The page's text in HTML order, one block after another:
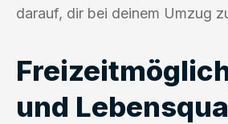
darauf, dir bei deinem Umzug
und